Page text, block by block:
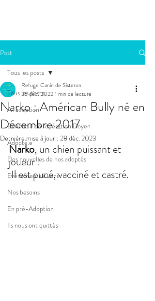
Post
Tous les posts
A l'adoption
Bénéficie de l'opération Doyen
Adopté.e
Des nouvelles de nos adoptés
Evénements à venir
Nos besoins
En pré-Adoption
Ils nous ont quittés
Tous les posts
Narko : Américan Bully né en
Décembre 2017
Refuge Canin de Sisteron
26 déc. 20221 min de lecture
Dernière mise à jour : 28 déc. 2023
Narko, un chien puissant et
joueur !
Il est pucé, vacciné et castré.